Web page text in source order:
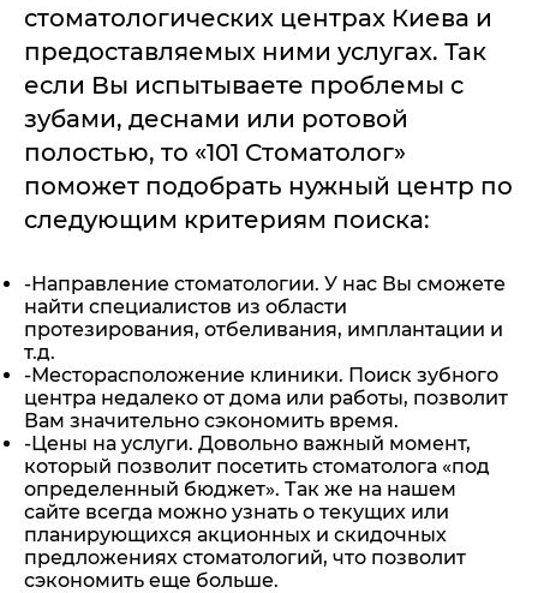
стоматологических центрах Киева и
предоставляемых ними услугах. Так
если Вы испытываете проблемы с
зубами, деснами или ротовой
полостью, то «101 Стоматолог»
поможет подобрать нужный центр по
следующим критериям поиска:
-Направление стоматологии. У нас Вы сможете
найти специалистов из области
протезирования, отбеливания, имплантации и
т.д.
-Месторасположение клиники. Поиск зубного
центра недалеко от дома или работы, позволит
Вам значительно сэкономить время.
-Цены на услуги. Довольно важный момент,
который позволит посетить стоматолога «под
определенный бюджет». Так же на нашем
сайте всегда можно узнать о текущих или
планирующихся акционных и скидочных
предложениях стоматологий, что позволит
сэкономить еще больше.